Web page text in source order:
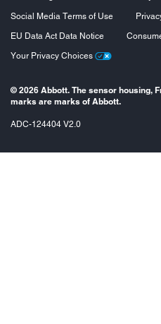
Social Media Terms of Use
EU Data Act Data Notice
Your Privacy Choices
© 2026 Abbott. The sensor housing,
marks are marks of Abbott.
ADC-124404 V2.0